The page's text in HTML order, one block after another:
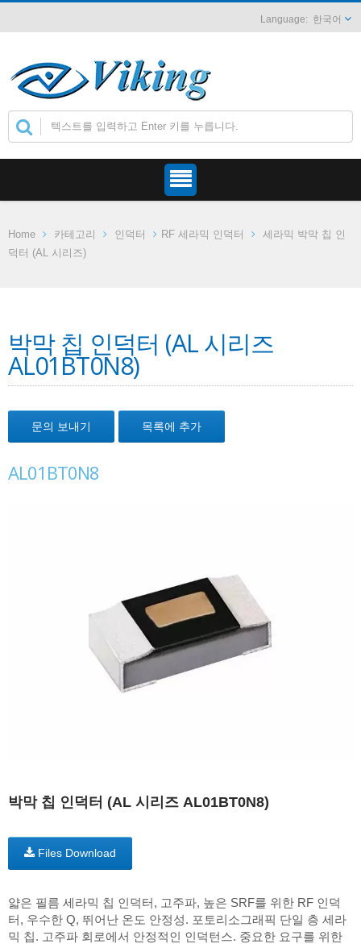
한국어
Home 카테고리 인덕터 RF 세라믹 인덕터
세라믹 박막 칩 인
덕터 (AL 시리즈)
박막 칩 인덕터 (AL 시리즈
AL01BT0N8)
문의 보내기 목록에 추가
AL01BT0N8
박막 칩 인덕터 (AL 시리즈 AL01BT0N8)
Files Download
얇은 필름 세라믹 칩 인덕터, 고주파, 높은 SRF를 위한 RF 인덕
터, 우수한 Q, 뛰어난 온도 안정성. 포토리소그래픽 단일 층 세라
믹 칩. 고주파 회로에서 안정적인 인덕턴스. 중요한 요구를 위한